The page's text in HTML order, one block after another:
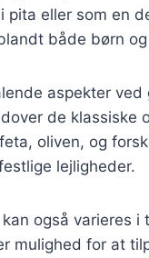
pita eller som en
både børn
aspekter
de klassiske
oliven, og
lejligheder.
også varieres i
mulighed for at